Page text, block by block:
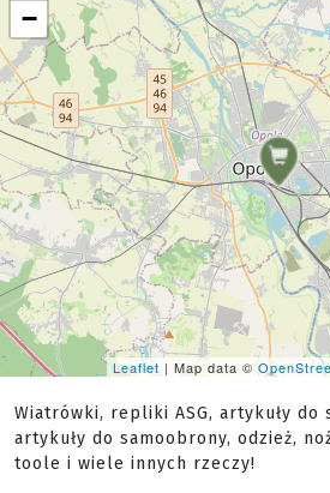
−
Leaflet | Map data ©
Wiatrówki, repliki ASG, artykuły do
artykuły do samoobrony, odzież,
toole i wiele innych rzeczy!